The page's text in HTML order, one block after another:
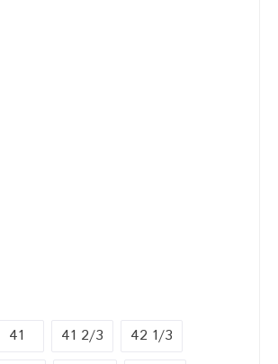
41 41 2/3
42 1/3